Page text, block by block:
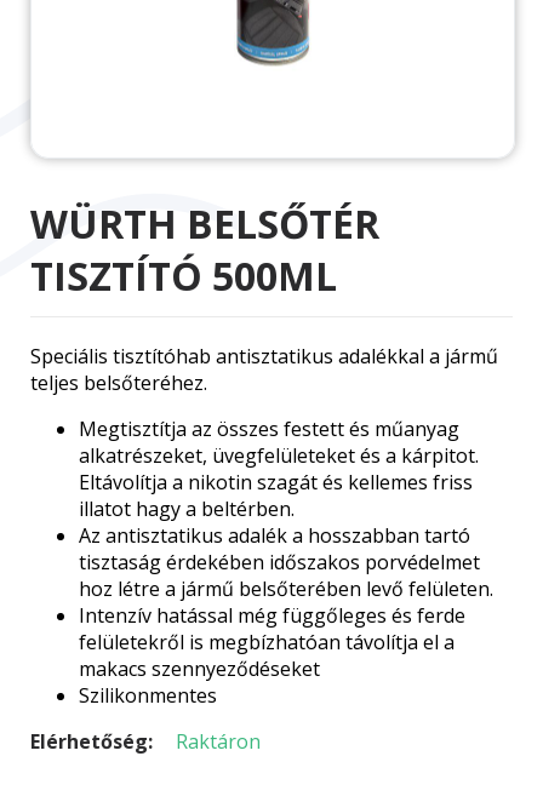
WÜRTH BELSŐTÉR
TISZTÍTÓ 500ML
Speciális tisztítóhab antisztatikus adalékkal a jármű
teljes belsőteréhez.
Megtisztítja az összes festett és műanyag
alkatrészeket, üvegfelületeket és a kárpitot.
Eltávolítja a nikotin szagát és kellemes friss
illatot hagy a beltérben.
Az antisztatikus adalék a hosszabban tartó
tisztaság érdekében időszakos porvédelmet
hoz létre a jármű belsőterében levő felületen.
Intenzív hatással még függőleges és ferde
felületekről is megbízhatóan távolítja el a
makacs szennyeződéseket
Szilikonmentes
Elérhetőség:
Raktáron